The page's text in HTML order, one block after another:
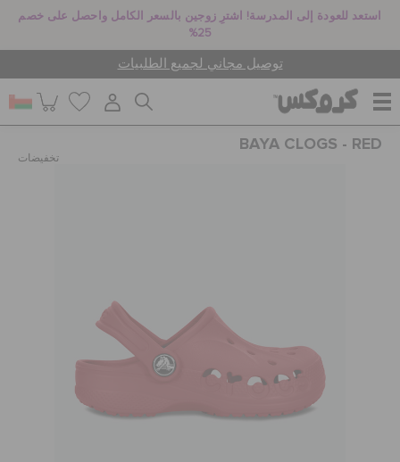
استعد للعودة إلى المدرسة! اشترِ زوجين بالسعر الكامل واحصل على خصم
25%
توصيل مجاني لجميع الطلبيات
جيبيتز تشارمز
كروكس لمكان العمل
BAYA CLOGS - RED
تخفيضات